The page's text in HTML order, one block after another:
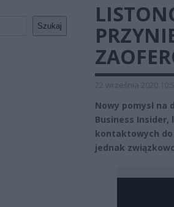
Szukaj
22 września 2020
Nowy pomysł
Business Insider,
kontaktowych do
jednak